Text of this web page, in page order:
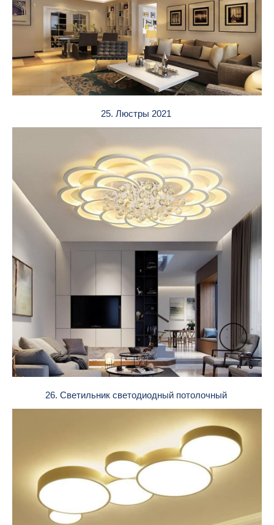
25. Люстры 2021
26. Светильник светодиодный потолочный